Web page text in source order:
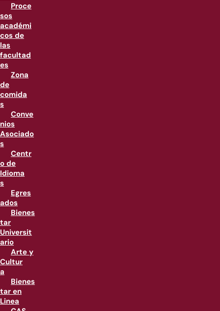
Proce
sos
académi
cos de
las
facultad
es
Zona
de
comida
s
Conve
nios
Asociado
s
Centr
o de
Idioma
s
Egres
ados
Bienes
tar
Universit
ario
Arte y
Cultur
a
Bienes
tar en
Linea